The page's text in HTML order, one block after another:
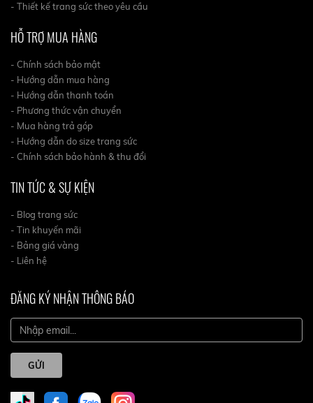
- Thiết kế trang sức theo yêu cầu
HỖ TRỢ MUA HÀNG
- Chính sách bảo mật
- Hướng dẫn mua hàng
- Hướng dẫn thanh toán
- Phương thức vận chuyển
- Mua hàng trả góp
- Hướng dẫn do size trang sức
- Chính sách bảo hành & thu đổi
TIN TỨC & SỰ KIỆN
- Blog trang sức
- Tin khuyến mãi
- Bảng giá vàng
- Liên hệ
ĐĂNG KÝ NHẬN THÔNG BÁO
GỬI